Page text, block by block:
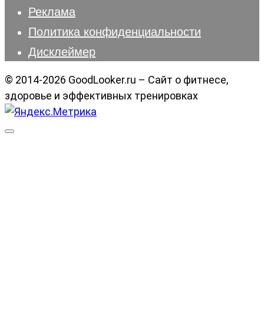
Реклама
Политика конфиденциальности
Дисклеймер
© 2014-2026 GoodLooker.ru – Сайт о фитнесе,
здоровье и эффективных тренировках